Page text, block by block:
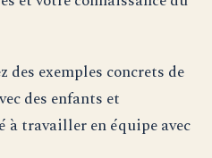
des exemples concrets de
des enfants et
à travailler en équipe avec